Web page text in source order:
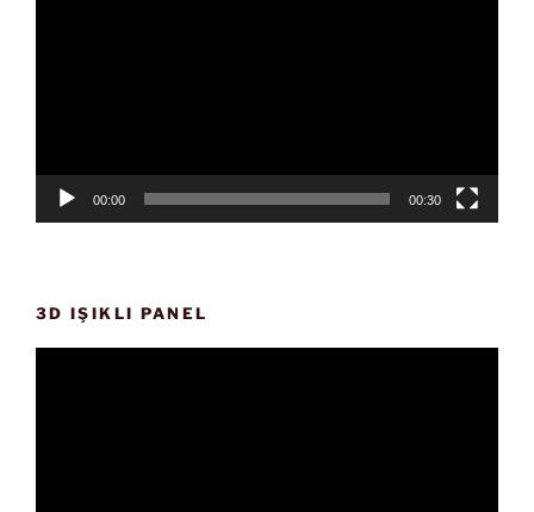
00:00 00:30
3D IŞIKLI PANEL